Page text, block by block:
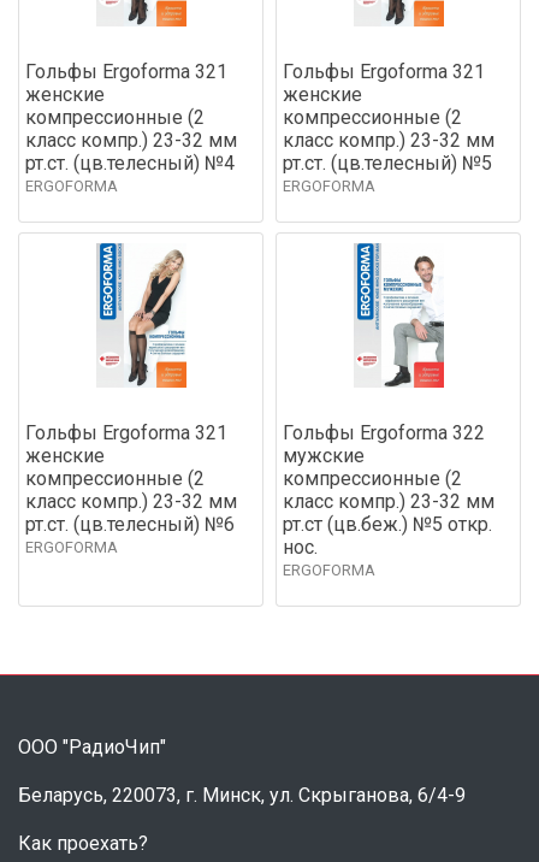
Гольфы Ergoforma 321
женские
компрессионные (2
класс компр.) 23-32 мм
рт.ст. (цв.телесный) №4
ERGOFORMA
Гольфы Ergoforma 321
женские
компрессионные (2
класс компр.) 23-32 мм
рт.ст. (цв.телесный) №5
ERGOFORMA
Гольфы Ergoforma 321
женские
компрессионные (2
класс компр.) 23-32 мм
рт.ст. (цв.телесный) №6
ERGOFORMA
Гольфы Ergoforma 322
мужские
компрессионные (2
класс компр.) 23-32 мм
рт.ст (цв.беж.) №5 откр.
нос.
ERGOFORMA
ООО "РадиоЧип"
Беларусь, 220073, г. Минск, ул. Скрыганова, 6/4-9
Как проехать?